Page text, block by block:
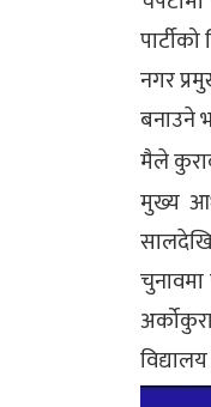
नगर
बनाउने
मैले
मुख्य